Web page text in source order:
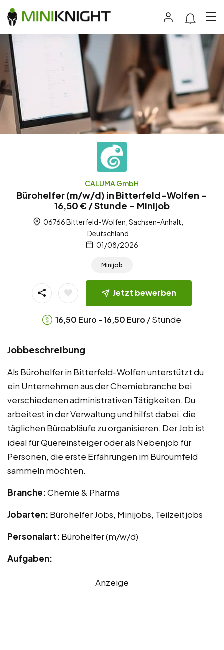
CALUMA GmbH
Bürohelfer (m/w/d) in Bitterfeld-Wolfen –
16,50 € / Stunde – Minijob
06766 Bitterfeld-Wolfen, Sachsen-Anhalt,
Deutschland
01/08/2026
Minijob
Jetzt bewerben
16,50 Euro -16,50 Euro / Stunde
Jobbeschreibung
Als Bürohelfer in Bitterfeld-Wolfen unterstützt du
ein Unternehmen aus der Chemiebranche bei
verschiedenen administrativen Tätigkeiten. Du
arbeitest in der Verwaltung und hilfst dabei, die
täglichen Büroabläufe zu organisieren. Der Job ist
ideal für Quereinsteiger oder als Nebenjob für
Personen, die erste Erfahrungen im Büroumfeld
sammeln möchten.
Branche:Chemie & Pharma
Jobarten: Bürohelfer Jobs, Minijobs, Teilzeitjobs
Personalart: Bürohelfer (m/w/d)
Aufgaben:
Anzeige